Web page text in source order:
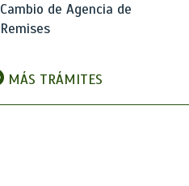
Cambio de Agencia de
Remises
MÁS TRÁMITES